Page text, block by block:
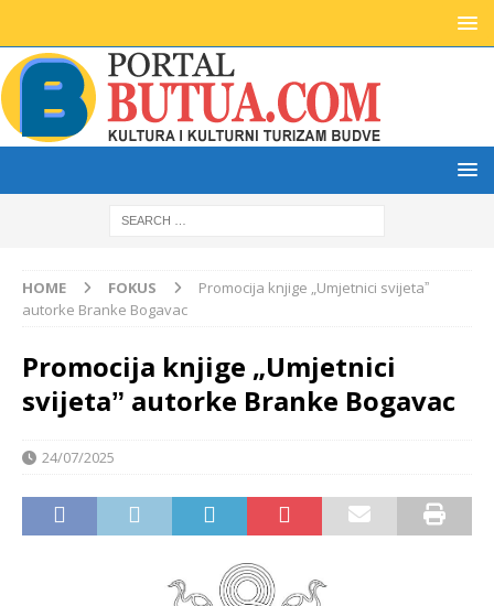
HOME FOKUS
Promocija knjige „Umjetnici svijetaˮ
autorke Branke Bogavac
Promocija knjige „Umjetnici
svijetaˮ autorke Branke Bogavac
24/07/2025